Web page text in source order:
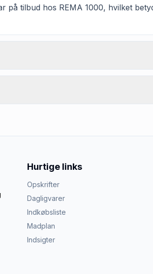
på tilbud hos REMA 1000, hvilket
Hurtige links
Opskrifter
Dagligvarer
Indkøbsliste
Madplan
Indsigter